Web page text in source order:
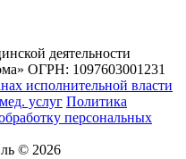
деятельности
ОГРН: 1097603001231
исполнительной власти
услуг Политика
персональных
© 2026